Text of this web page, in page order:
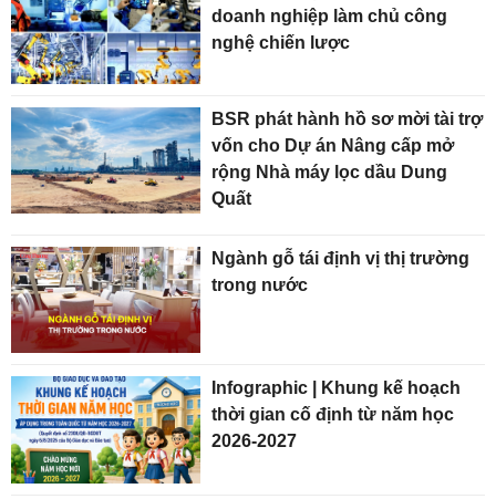
doanh nghiệp làm chủ công
nghệ chiến lược
BSR phát hành hồ sơ mời tài trợ
vốn cho Dự án Nâng cấp mở
rộng Nhà máy lọc dầu Dung
Quất
Ngành gỗ tái định vị thị trường
trong nước
Infographic | Khung kế hoạch
thời gian cố định từ năm học
2026-2027